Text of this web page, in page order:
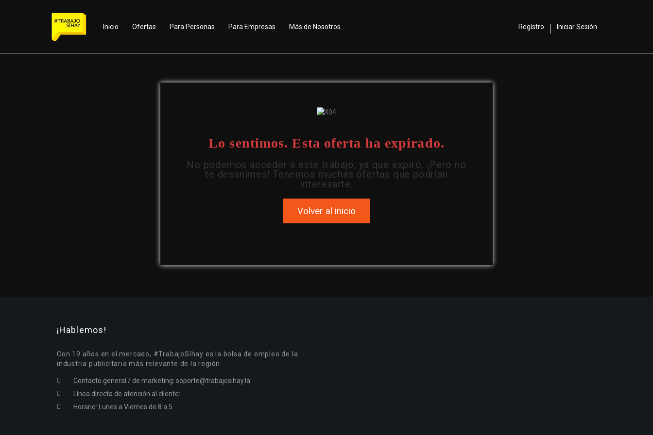
Inicio Ofertas Para Personas Para Empresas Más de Nosotros Regístro Iniciar Sesión
Lo sentimos. Esta oferta ha expirado.
No podemos acceder a este trabajo, ya que expiró. ¡Pero no
te desanimes! Tenemos muchas ofertas que podrían
interesarte.
Volver al inicio
¡Hablemos!
Con 19 años en el mercado, #TrabajoSíhay es la bolsa de empleo de la
industria publicitaria más relevante de la región.
Contacto general / de marketing: soporte@trabajosihay.la
Línea directa de atención al cliente:
Horario: Lunes a Viernes de 8 a 5